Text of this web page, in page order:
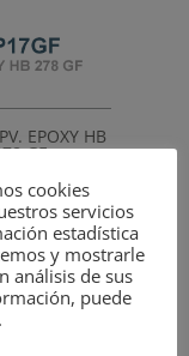
EPOXY HB
GF
cookies
servicios
estadística
y mostrarle
análisis de sus
puede
.